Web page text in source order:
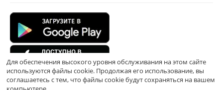
Для обеспечения высокого уровня обслуживания на этом сайте
используются файлы cookie. Продолжая его использование, вы
соглашаетесь с тем, что файлы cookie будут сохраняться на вашем